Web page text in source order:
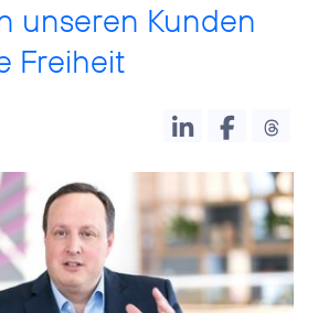
unseren Kunden
Freiheit